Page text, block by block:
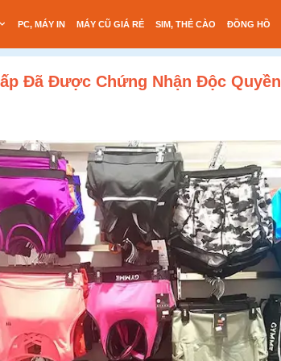
PC, MÁY IN MÁY CŨ GIÁ RẺ SIM, THẺ CÀO ĐỒNG HỒ
Đã Được Chứng Nhận Độc Quyền